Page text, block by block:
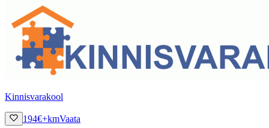
Kinnisvarakool
194€+kmVaata